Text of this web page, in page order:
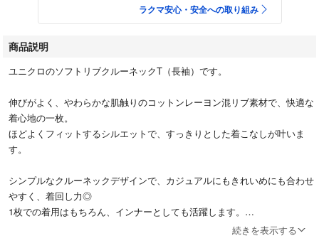
ラクマ安心・安全への取り組み
商品説明
ユニクロのソフトリブクルーネックT（長袖）です。
伸びがよく、やわらかな肌触りのコットンレーヨン混リブ素材で、快適な
着心地の一枚。
ほどよくフィットするシルエットで、すっきりとした着こなしが叶いま
す。
シンプルなクルーネックデザインで、カジュアルにもきれいめにも合わせ
やすく、着回し力◎
1枚での着用はもちろん、インナーとしても活躍します。
続きを表示する